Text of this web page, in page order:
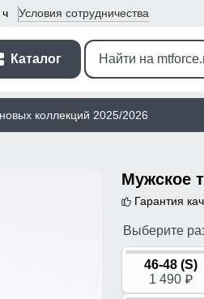
Условия сотрудничества
Каталог
коллекций 2025/2026
Гарантия
Выберите
46-48 (S)
1 490 p